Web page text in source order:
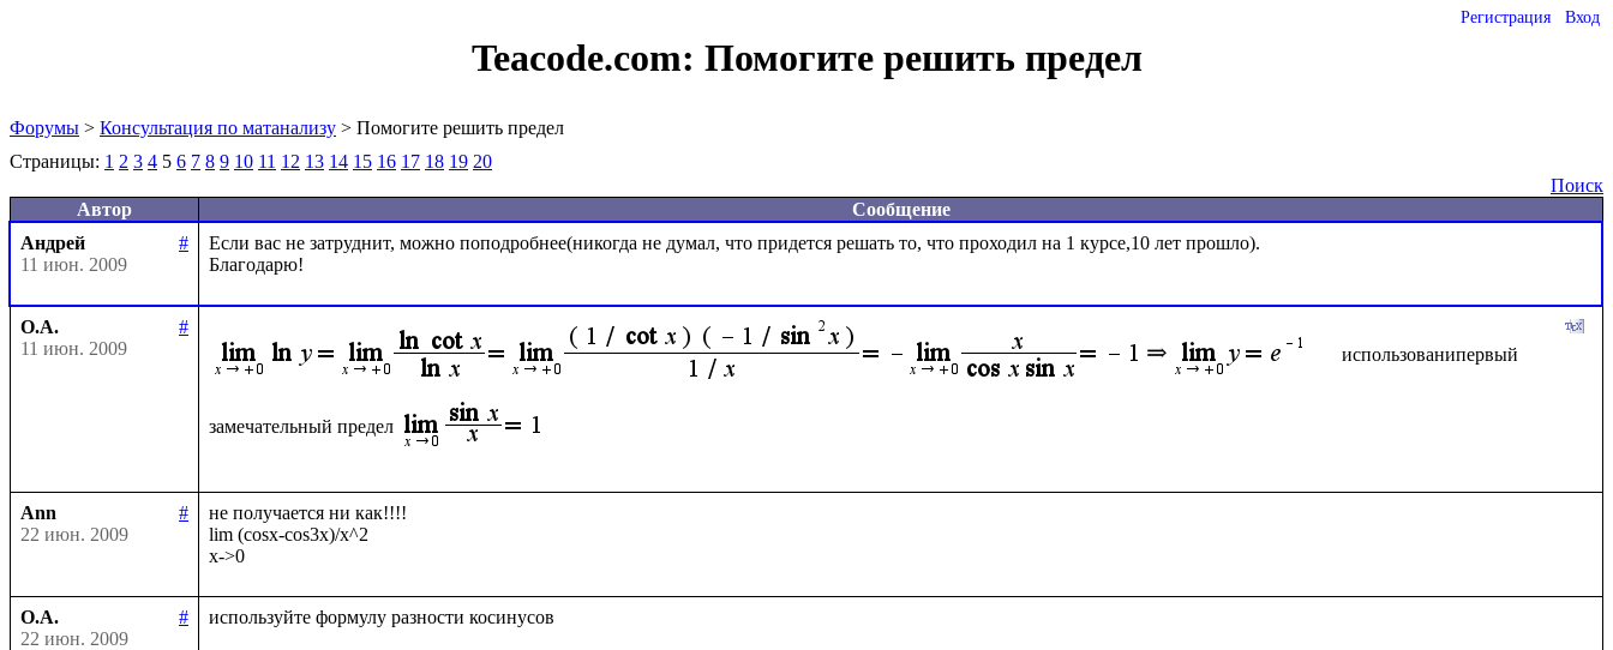
Регистрация Вход
Teacode.com: Помогите решить предел
Форумы > Консультация по матанализу > Помогите решить предел
Страницы: 1 2 3 4 5 6 7 8 9 10 11 12 13 14 15 16 17 18 19 20
Поиск
Автор
Сообщение
Андрей
#
11 июн. 2009
Если вас не затруднит, можно поподробнее(никогда не думал, что придется решать то, что проходил на 1 курсе,10 лет прошло).
О.А.
#
11 июн. 2009
использованипервый
замечательный предел
Ann
#
22 июн. 2009
не получается ни как!!!!
lim (cosx-cos3x)/x^2
О.А.
#
22 июн. 2009